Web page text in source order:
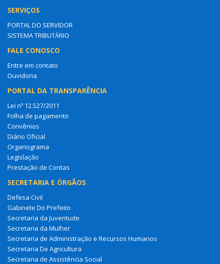
SERVIÇOS
PORTAL DO SERVIDOR
SISTEMA TRIBUTÁRIO
FALE CONOSCO
Entre em contato
Ouvidoria
PORTAL DA TRANSPARÊNCIA
Lei nº 12.527/2011
Folha de pagamento
Convênios
Diário Oficial
Organograma
Legislação
Prestação de Contas
SECRETARIA E ÓRGÃOS
Defesa Civil
Gabinete Do Prefeito
Secretaria da Juventude
Secretaria da Mulher
Secretaria de Administração e Recursos Humanos
Secretaria De Agricultura
Secretaria de Assistência Social